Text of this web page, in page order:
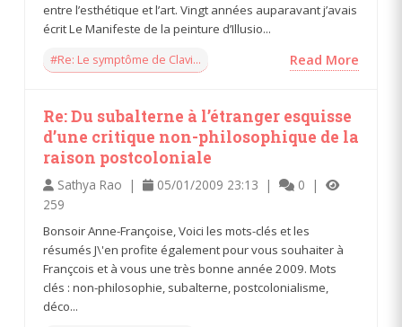
entre l’esthétique et l’art. Vingt années auparavant j’avais
écrit Le Manifeste de la peinture d’Illusio...
#Re: Le symptôme de Clavi...
Read More
Re: Du subalterne à l’étranger esquisse
d’une critique non-philosophique de la
raison postcoloniale
Sathya Rao | 05/01/2009 23:13 |
0 |
259
Bonsoir Anne-Françoise, Voici les mots-clés et les
résumés J\'en profite également pour vous souhaiter à
Françcois et à vous une très bonne année 2009. Mots
clés : non-philosophie, subalterne, postcolonialisme,
déco...